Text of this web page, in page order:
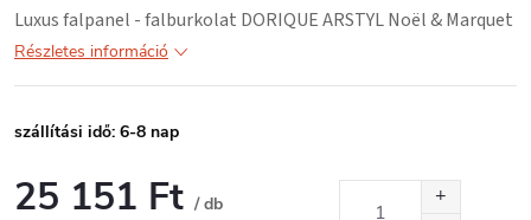
Luxus falpanel - falburkolat DORIQUE ARSTYL Noël & Marquet
Részletes információ
szállítási idő: 6-8 nap
25 151 Ft / db